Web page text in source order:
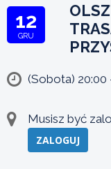
12
GRU
(Sobota) 20:00
Musisz być
ZALOGUJ